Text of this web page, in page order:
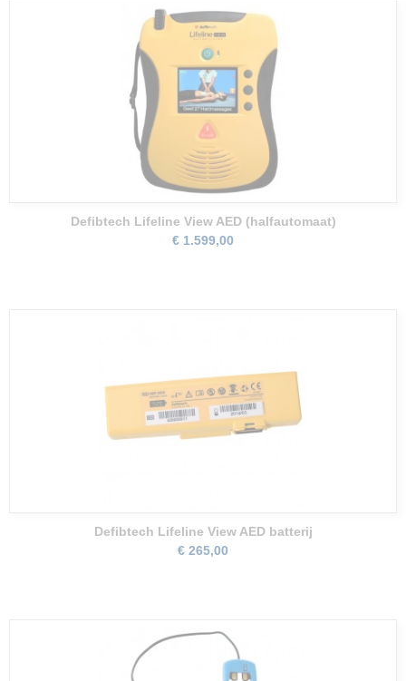
Defibtech Lifeline View AED (halfautomaat)
€ 1.599,00
Defibtech Lifeline View AED batterij
€ 265,00